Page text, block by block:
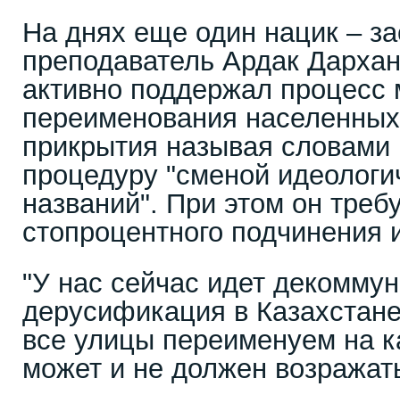
На днях еще один нацик –
преподаватель Ардак
активно поддержал процесс
переименования
прикрытия называя
процедуру "сменой
названий". При этом он
стопроцентного подчинения
"У нас сейчас идет
дерусификация в
все улицы переименуем на
может и не должен